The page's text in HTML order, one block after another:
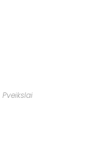
Pveikslai